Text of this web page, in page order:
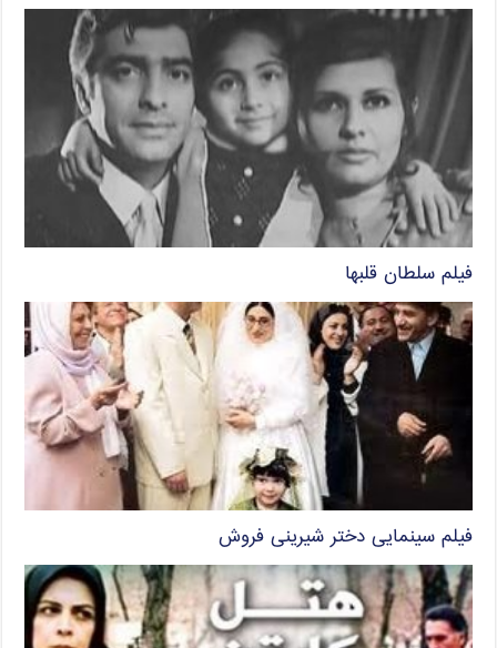
فیلم سلطان قلبها
فیلم سینمایی دختر شیرینی فروش